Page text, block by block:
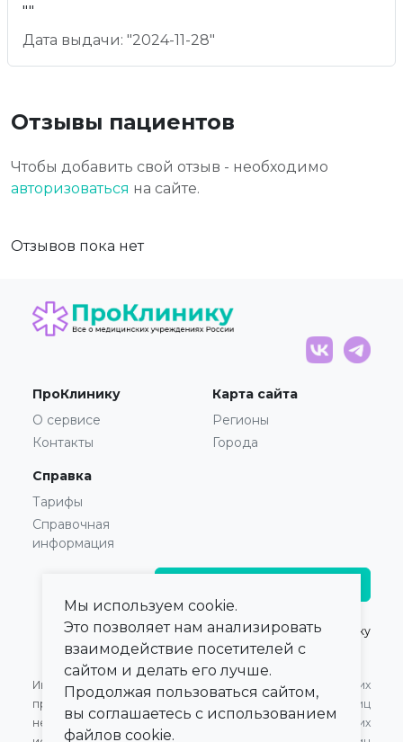
""
Дата выдачи: "2024-11-28"
Отзывы пациентов
Чтобы добавить свой отзыв - необходимо
авторизоваться на сайте.
Отзывов пока нет
ПроКлинику
О сервисе
Контакты
Карта сайта
Регионы
Города
Справка
Тарифы
Справочная
информация
© 2021 — 2026,ПроКлинику
Информация,
представленная на сайте,
не может быть
Оферта для Юридических
лиц
Оферта для Физических
Мы используем cookie.
Это позволяет нам анализировать
взаимодействие посетителей с
сайтом и делать его лучше.
Продолжая пользоваться сайтом,
вы соглашаетесь с использованием
файлов cookie.